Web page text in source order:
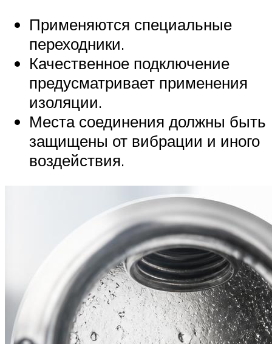
Применяются специальные
переходники.
Качественное подключение
предусматривает применения
изоляции.
Места соединения должны быть
защищены от вибрации и иного
воздействия.